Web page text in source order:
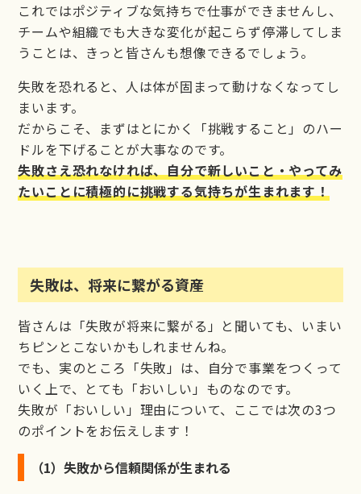
これではポジティブな気持ちで仕事ができませんし、
チームや組織でも大きな変化が起こらず停滞してしま
うことは、きっと皆さんも想像できるでしょう。
失敗を恐れると、人は体が固まって動けなくなってし
まいます。
だからこそ、まずはとにかく「挑戦すること」のハー
ドルを下げることが大事なのです。
失敗さえ恐れなければ、自分で新しいこと・やってみ
たいことに積極的に挑戦する気持ちが生まれます！
失敗は、将来に繋がる資産
皆さんは「失敗が将来に繋がる」と聞いても、いまい
ちピンとこないかもしれませんね。
でも、実のところ「失敗」は、自分で事業をつくって
いく上で、とても「おいしい」ものなのです。
失敗が「おいしい」理由について、ここでは次の3つ
のポイントをお伝えします！
（1）失敗から信頼関係が生まれる